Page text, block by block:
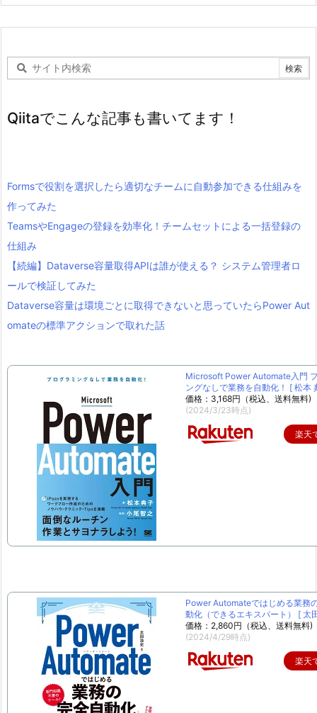
Qiitaでこんな記事も書いてます！
Formsで役割を選択したら適切なチームに自動参加できる仕組みを
作ってみた
TeamsやEngageの登録を効率化！チームセットによる一括登録の
仕組み
【続編】Dataverse容量取得APIは誰が使える？ システム管理者ロ
ールで検証してみた
Dataverse容量は環境ごとに取得できないと思っていたらPower Aut
omateの標準アクションで取れた話
Microsoft Power Automate入門
ングなしで業務を自動化！ [ 松本
価格：3,168円（税込、送料無料)
(2024/3/23時点)
楽天
Power Automateではじめる業務
動化（できるエキスパート） [ 太
価格：2,860円（税込、送料無料)
(2024/4/29時点)
楽天